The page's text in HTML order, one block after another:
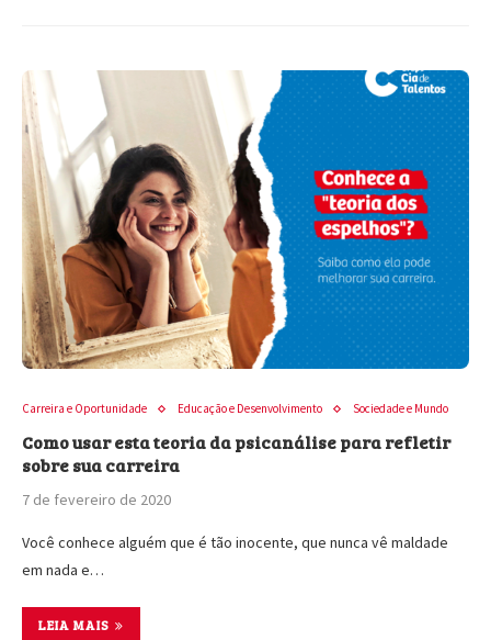
Carreira e Oportunidade Educação e Desenvolvimento Sociedade e Mundo
Como usar esta teoria da psicanálise para refletir
sobre sua carreira
7 de fevereiro de 2020
Você conhece alguém que é tão inocente, que nunca vê maldade
em nada e…
LEIA MAIS